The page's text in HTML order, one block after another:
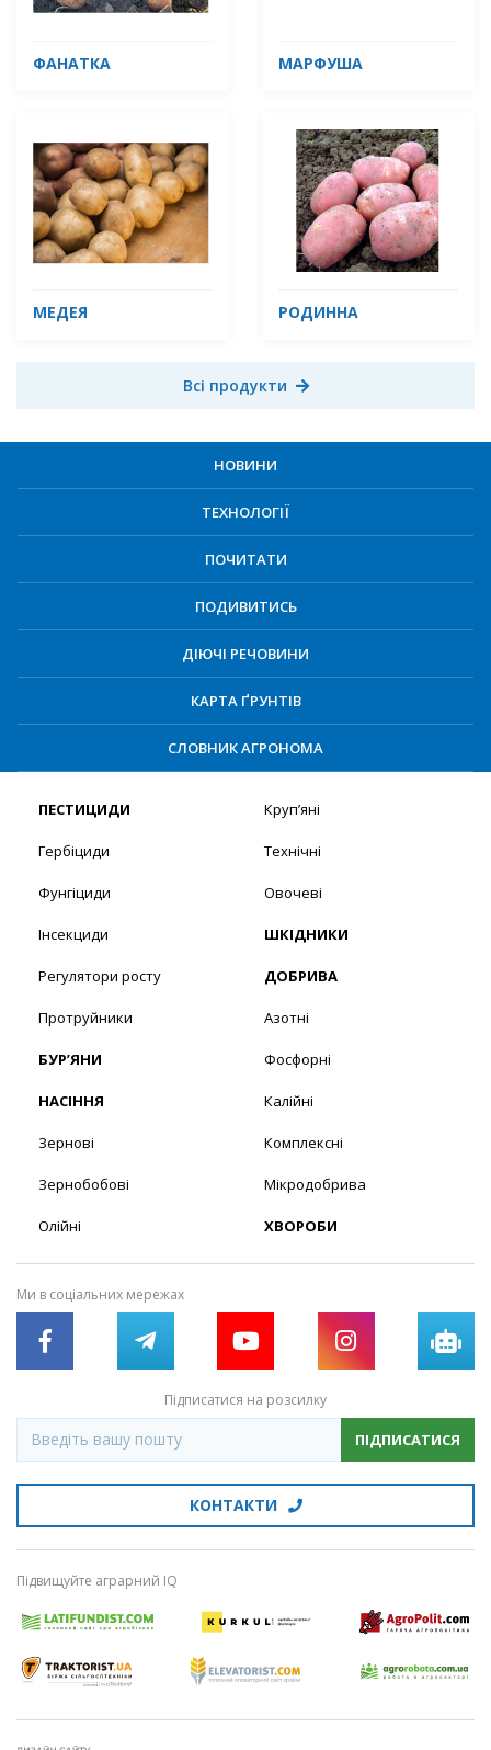
ФАНАТКА МАРФУША
МЕДЕЯ РОДИННА
Всі продукти
НОВИНИ
ТЕХНОЛОГІЇ
ПОЧИТАТИ
ПОДИВИТИСЬ
ДІЮЧІ РЕЧОВИНИ
КАРТА ҐРУНТІВ
СЛОВНИК АГРОНОМА
ПЕСТИЦИДИ
Гербіциди
Фунгіциди
Інсекциди
Регулятори росту
Протруйники
БУР’ЯНИ
НАСІННЯ
Зернові
Зернобобові
Олійні
Круп’яні
Технічні
Овочеві
ШКІДНИКИ
ДОБРИВА
Азотні
Фосфорні
Калійні
Комплексні
Мікродобрива
ХВОРОБИ
Ми в соціальних мережах
Підписатися на розсилку
ПІДПИСАТИСЯ
КОНТАКТИ
Підвищуйте аграрний IQ